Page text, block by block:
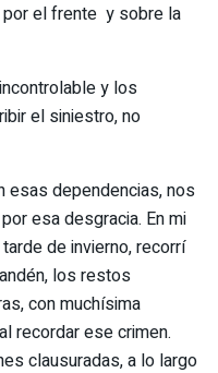
por el frente y sobre la
y los
el siniestro, no
esas dependencias, nos
esa desgracia. En mi
de invierno, recorrí
los restos
con muchísima
recordar ese crimen.
clausuradas, a lo largo